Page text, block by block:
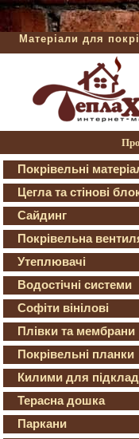
Матеріали для
Покрівельні
Цегла та стінові
Сайдинг
Покрівельна
Утеплювачі
Водостічні системи
Софіти вінілові
Плівки та мембрани
Покрівельні планки
Килими для
Терасна дошка
Паркани